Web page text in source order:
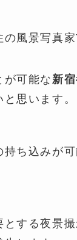
の風景写真
が可能な新
思います。
ち込みが
とする夜景